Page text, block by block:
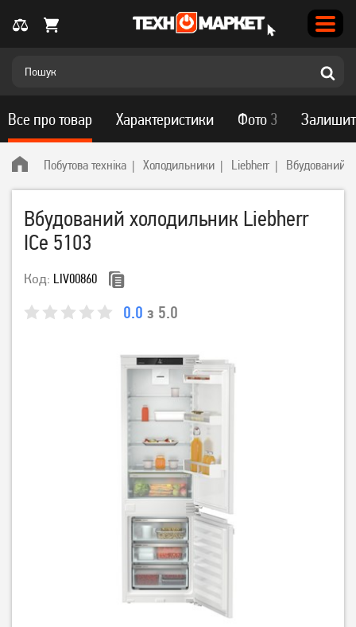
Побутова техніка Холодильники Liebherr Вбудований
Вбудований холодильник Liebherr
ICe 5103
Код: LIV00860
0.0 з 5.0
Все про товар Характеристики Фото 3